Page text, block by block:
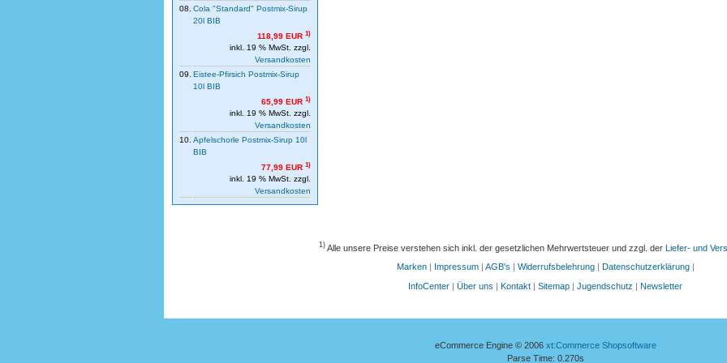
08. Cola "Standard" Postmix-Sirup
20l BIB
118,99 EUR 1)
inkl. 19 % MwSt. zzgl.
Versandkosten
09. Eistee-Pfirsich Postmix-Sirup
10l BIB
65,99 EUR 1)
inkl. 19 % MwSt. zzgl.
Versandkosten
10. Apfelschorle Postmix-Sirup 10l
BIB
77,99 EUR 1)
inkl. 19 % MwSt. zzgl.
Versandkosten
1) Alle unsere Preise verstehen sich inkl. der gesetzlichen Mehrwertsteuer und zzgl. der Liefer- und
Marken| Impressum| AGB's | Widerrufsbelehrung| Datenschutzerklärung|
InfoCenter | Über uns | Kontakt | Sitemap | Jugendschutz | Newsletter
eCommerce Engine © 2006 xt:Commerce Shopsoftware
Parse Time: 0.270s